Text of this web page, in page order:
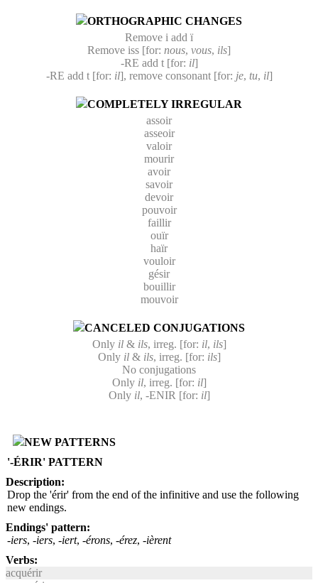
ORTHOGRAPHIC CHANGES
Remove i add ï
Remove iss [for: nous, vous, ils]
-RE add t [for: il]
-RE add t [for: il], remove consonant [for: je, tu, il]
COMPLETELY IRREGULAR
assoir
asseoir
valoir
mourir
avoir
savoir
devoir
pouvoir
faillir
ouïr
haïr
vouloir
gésir
bouillir
mouvoir
CANCELED CONJUGATIONS
Only il& ils, irreg. [for: il, ils]
Only il& ils, irreg. [for: ils]
No conjugations
Only il, irreg. [for: il]
Only il, -ENIR [for: il]
NEW PATTERNS
'-ÉRIR' PATTERN
Description:
Drop the 'érir' from the end of the infinitive and use the following
new endings.
Endings' pattern:
-iers, -iers, -iert, -érons, -érez, -ièrent
Verbs:
acquérir